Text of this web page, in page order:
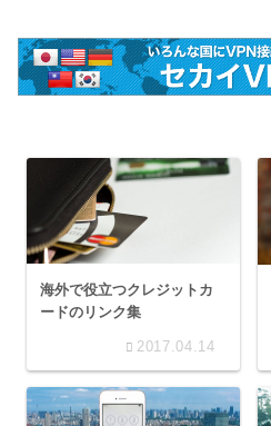
海外で役立つクレジットカ
ードのリンク集
2017.04.14